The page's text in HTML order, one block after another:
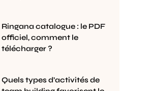
Ringana catalogue : le PDF
officiel, comment le
télécharger ?
Quels types d’activités de